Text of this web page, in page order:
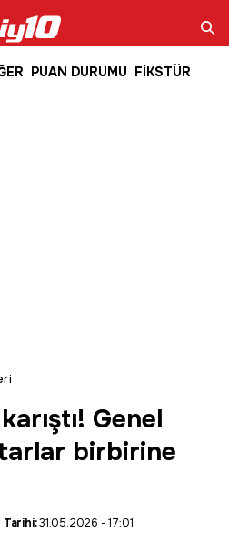
PUAN DURUMU FİKSTÜRAra
Genel
birbirine
Tarihi:31.05.2026 - 17:01